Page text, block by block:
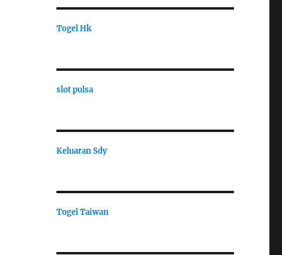
Togel Hk
slot pulsa
Keluaran Sdy
Togel Taiwan